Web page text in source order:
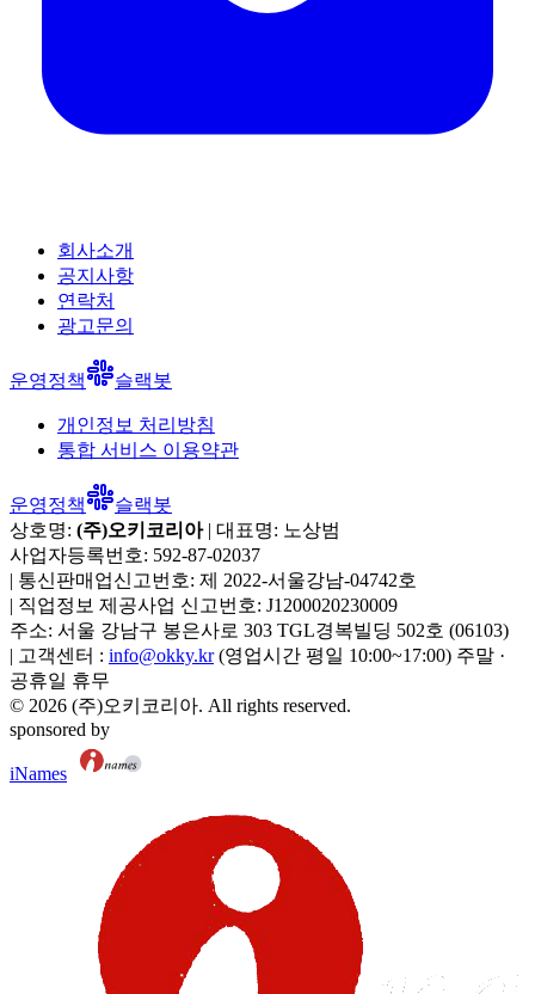
회사소개
공지사항
연락처
광고문의
운영정책 슬랙봇
개인정보 처리방침
통합 서비스 이용약관
운영정책
슬랙봇
상호명: (주)오키코리아| 대표명: 노상범
사업자등록번호: 592-87-02037
| 통신판매업신고번호: 제 2022-서울강남-04742호
| 직업정보 제공사업 신고번호: J1200020230009
주소: 서울 강남구 봉은사로 303 TGL경복빌딩 502호 (06103)
| 고객센터 : info@okky.kr (영업시간 평일 10:00~17:00) 주말 ·
공휴일 휴무
© 2026 (주)오키코리아. All rights reserved.
sponsored by
iNames